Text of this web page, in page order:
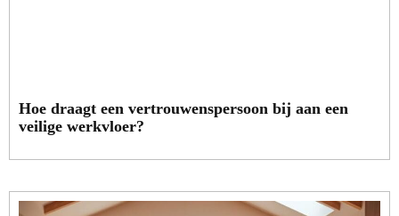
Hoe draagt een vertrouwenspersoon bij aan een
veilige werkvloer?